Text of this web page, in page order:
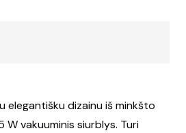
elegantišku dizainu iš minkšto
W vakuuminis siurblys. Turi